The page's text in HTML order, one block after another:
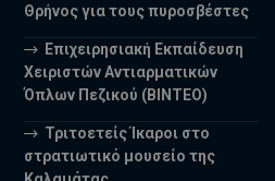
Θρήνος για τους πυροσβέστες
Επιχειρησιακή Εκπαίδευση
Χειριστών Αντιαρματικών
Όπλων Πεζικού (ΒΙΝΤΕΟ)
Τριτοετείς Ίκαροι στο
στρατιωτικό μουσείο της